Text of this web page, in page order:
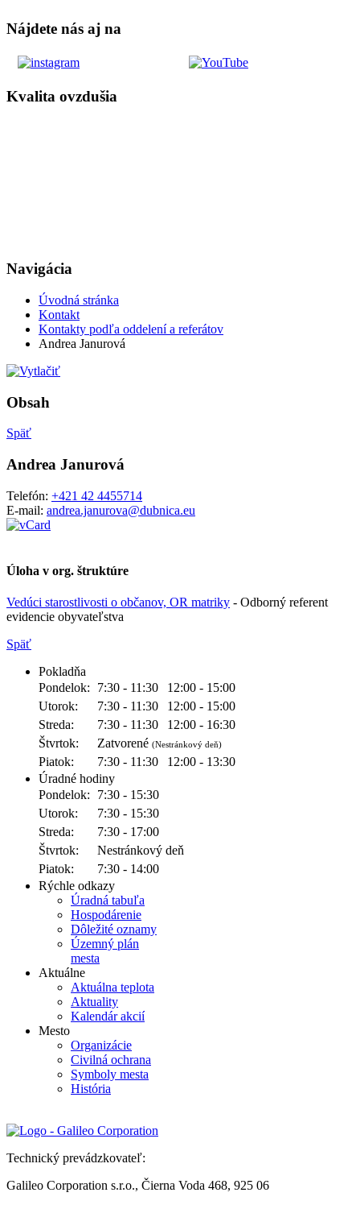
Nájdete nás aj na
Kvalita ovzdušia
Navigácia
Úvodná stránka
Kontakt
Kontakty podľa oddelení a referátov
Andrea Janurová
Obsah
Späť
Andrea Janurová
Telefón: +421 42 4455714
E-mail: andrea.janurova@dubnica.eu
Úloha v org. štruktúre
Vedúci starostlivosti o občanov, OR matriky - Odborný referent
evidencie obyvateľstva
Späť
Pokladňa
Pondelok:
7:30 - 11:30
12:00 - 15:00
Utorok:
7:30 - 11:30
12:00 - 15:00
Streda:
7:30 - 11:30
12:00 - 16:30
Štvrtok:
Zatvorené (Nestránkový deň)
Piatok: 7:30 - 11:30
12:00 - 13:30
Úradné hodiny
Pondelok:
7:30 - 15:30
Utorok:
7:30 - 15:30
Streda:
7:30 - 17:00
Štvrtok:
Nestránkový deň
Piatok:
7:30 - 14:00
Rýchle odkazy
Úradná tabuľa
Hospodárenie
Dôležité oznamy
Územný plán
mesta
Aktuálne
Aktuálna teplota
Aktuality
Kalendár akcií
Mesto
Organizácie
Civilná ochrana
Symboly mesta
História
Technický prevádzkovateľ:
Galileo Corporation s.r.o., Čierna Voda 468, 925 06